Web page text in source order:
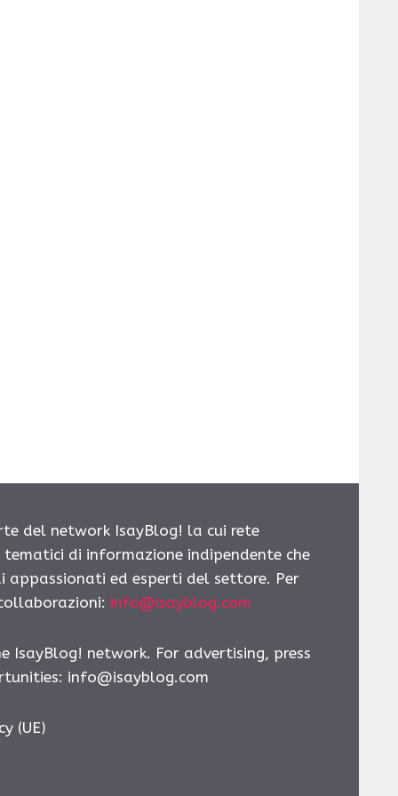
del network IsayBlog! la cui rete
di informazione indipendente che
ed esperti del settore. Per
info@isayblog.com
IsayBlog! network. For advertising, press
info@isayblog.com
(UE)